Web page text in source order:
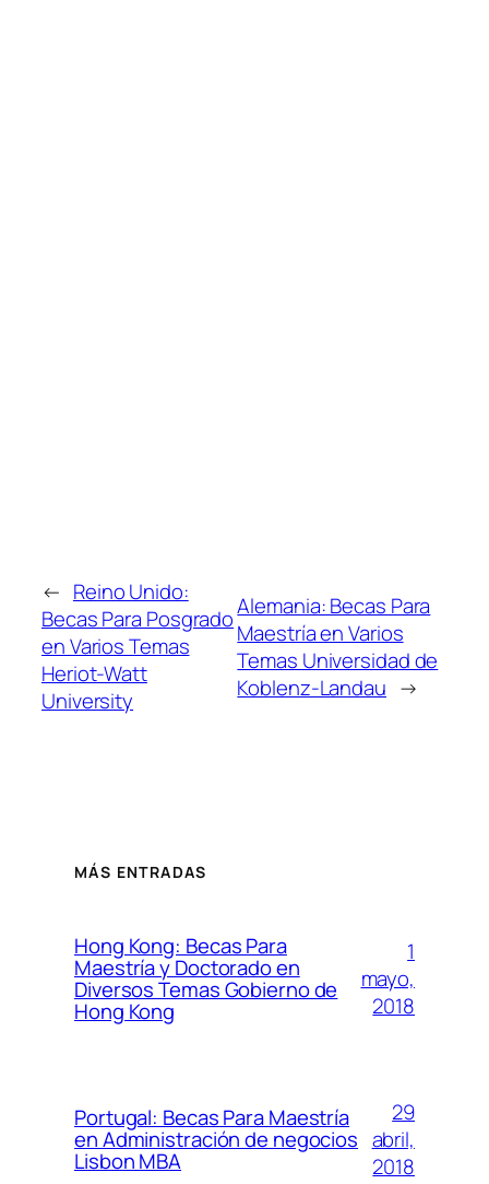
← Reino Unido:
Becas Para Posgrado
en Varios Temas
Heriot-Watt
University
Alemania: Becas Para
Maestría en Varios
Temas Universidad de
Koblenz-Landau →
MÁS ENTRADAS
Hong Kong: Becas Para
Maestría y Doctorado en
Diversos Temas Gobierno de
Hong Kong
1
mayo,
2018
Portugal: Becas Para Maestría
en Administración de negocios
Lisbon MBA
29
abril,
2018